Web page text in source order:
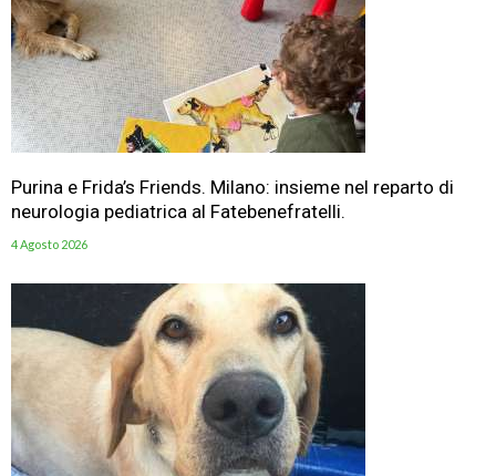
Purina e Frida’s Friends. Milano: insieme nel reparto di
neurologia pediatrica al Fatebenefratelli.
4 Agosto 2026